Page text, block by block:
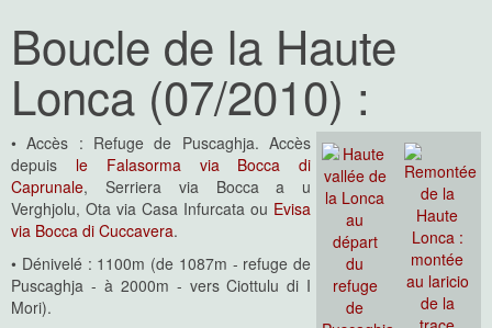
Boucle de la Haute
Lonca (07/2010) :
• Accès : Refuge de Puscaghja. Accès
depuis le Falasorma via Bocca di
Caprunale, Serriera via Bocca a u
Verghjolu, Ota via Casa Infurcata ou Evisa
via Bocca di Cuccavera.
• Dénivelé : 1100m (de 1087m - refuge de
Puscaghja - à 2000m - vers Ciottulu di I
Mori).